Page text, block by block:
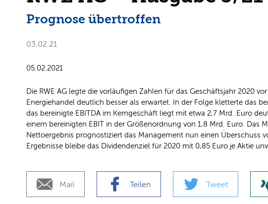
Prognose übertroffen
03.02.21
05.02.2021
Die RWE AG legte die vorläufigen Zahlen für das Geschäftsjahr 2020
Energiehandel deutlich besser als erwartet. In der Folge kletterte das
das bereinigte EBITDA im Kerngeschäft liegt mit etwa 2,7 Mrd. Euro
einem bereinigten EBIT in der Größenordnung von 1,8 Mrd. Euro. Das
Nettoergebnis prognostiziert das Management nun einen Überschuss
Ergebnisse bleibe das Dividendenziel für 2020 mit 0,85 Euro je Aktie
Mail Teilen Tweet